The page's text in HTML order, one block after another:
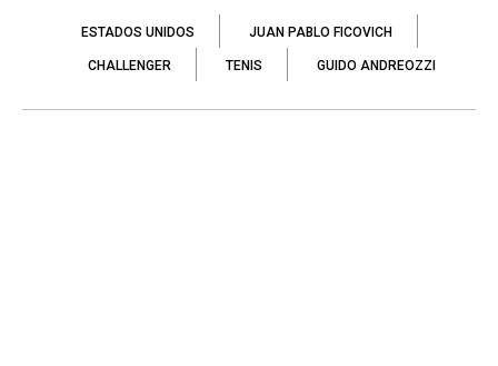
ESTADOS UNIDOS JUAN PABLO FICOVICH
CHALLENGER TENIS GUIDO ANDREOZZI